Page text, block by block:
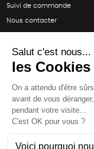
Suivi de commande
Nous contacter
SUIVEZ-NOUS